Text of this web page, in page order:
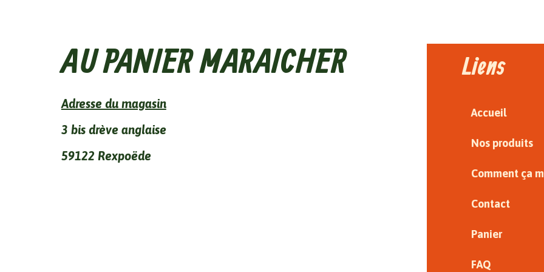
AU PANIER MARAICHER
Adresse du magasin
3 bis drève anglaise
59122 Rexpoëde
Liens
Accueil
Nos produits
Comment ça
Contact
Panier
FAQ